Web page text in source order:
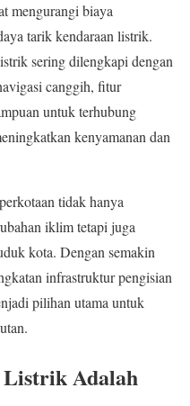
mengurangi biaya
tarik kendaraan listrik.
sering dilengkapi dengan
canggih, fitur
untuk terhubung
kenyamanan dan
tidak hanya
iklim tetapi juga
kota. Dengan semakin
infrastruktur pengisian
pilihan utama untuk
Listrik Adalah